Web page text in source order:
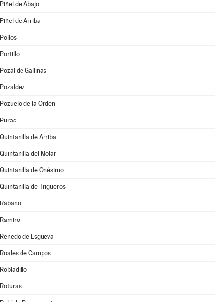
Piñel de Abajo
Piñel de Arriba
Pollos
Portillo
Pozal de Gallinas
Pozaldez
Pozuelo de la Orden
Puras
Quintanilla de Arriba
Quintanilla del Molar
Quintanilla de Onésimo
Quintanilla de Trigueros
Rábano
Ramiro
Renedo de Esgueva
Roales de Campos
Robladillo
Roturas